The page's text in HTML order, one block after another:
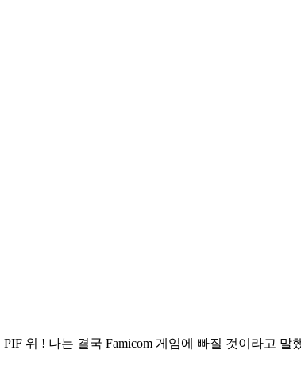
위 ! 나는 결국 Famicom 게임에 빠질 것이라고